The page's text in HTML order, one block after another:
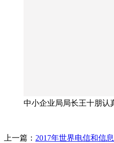
中小企业局局长王十朋认
上一篇： 2017年世界电信和信